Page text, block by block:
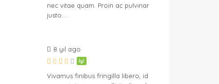
nec vitae quam. Proin ac pulvinar
justo….
8 yıl ago
İyi
Vivamus finibus fringilla libero, id